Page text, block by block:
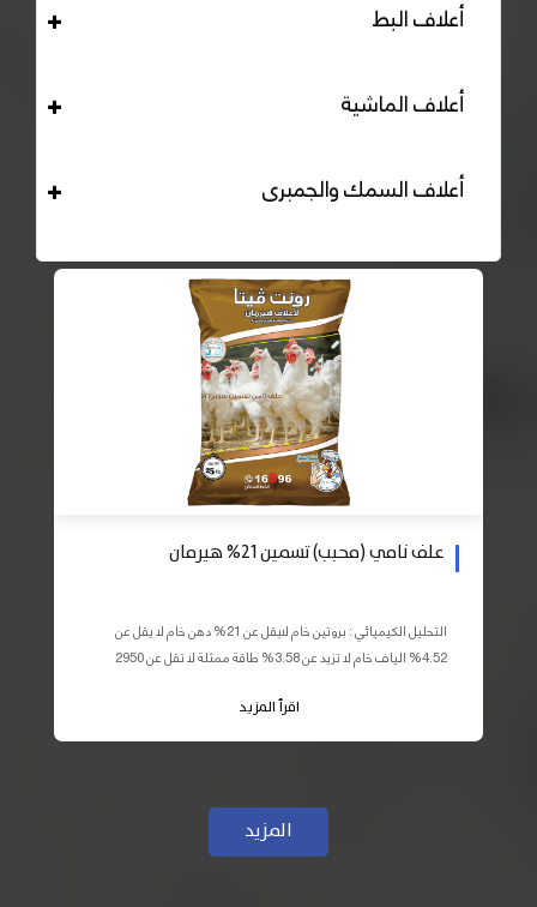
أعلاف البط
أعلاف الماشية
أعلاف السمك والجمبرى
علف نامي (محبب) تسمين 21% هيرمان
التحليل الكيميائي : بروتين خام لايقل عن 21% دهن خام لا يقل عن
4.52% الياف خام لا تزيد عن 3.58% طاقة ممثلة لا تقل عن 2950
اقرأ المزيد
المزيد